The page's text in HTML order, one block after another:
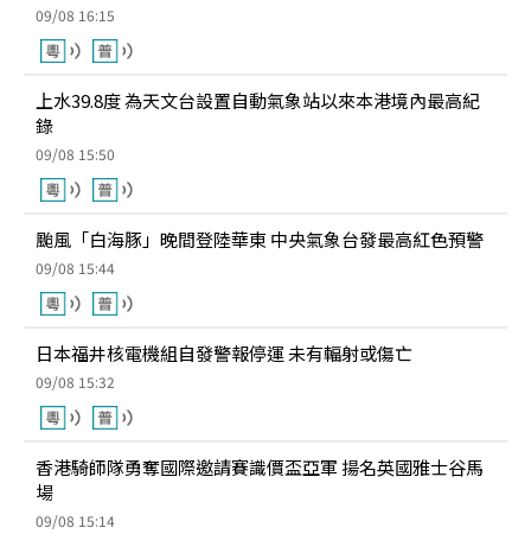
09/08 16:15
上水39.8度 為天文台設置自動氣象站以來本港境內最高紀
錄
09/08 15:50
颱風「白海豚」晚間登陸華東 中央氣象台發最高紅色預警
09/08 15:44
日本福井核電機組自發警報停運 未有輻射或傷亡
09/08 15:32
香港騎師隊勇奪國際邀請賽識價盃亞軍 揚名英國雅士谷馬
場
09/08 15:14